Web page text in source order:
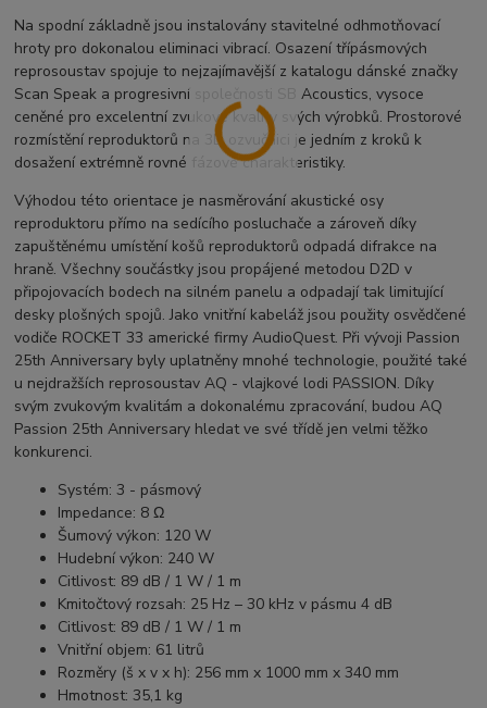
Na spodní základně jsou instalovány stavitelné odhmotňovací
hroty pro dokonalou eliminaci vibrací. Osazení třípásmových
reprosoustav spojuje to nejzajímavější z katalogu dánské značky
Scan Speak a progresivní společnosti SB Acoustics, vysoce
ceněné pro excelentní zvukové kvality svých výrobků. Prostorové
rozmístění reproduktorů na 3D ozvučnici je jedním z kroků k
dosažení extrémně rovné fázové charakteristiky.
Výhodou této orientace je nasměrování akustické osy
reproduktoru přímo na sedícího posluchače a zároveň díky
zapuštěnému umístění košů reproduktorů odpadá difrakce na
hraně. Všechny součástky jsou propájené metodou D2D v
připojovacích bodech na silném panelu a odpadají tak limitující
desky plošných spojů. Jako vnitřní kabeláž jsou použity osvědčené
vodiče ROCKET 33 americké firmy AudioQuest. Při vývoji Passion
25th Anniversary byly uplatněny mnohé technologie, použité také
u nejdražších reprosoustav AQ - vlajkové lodi PASSION. Díky
svým zvukovým kvalitám a dokonalému zpracování, budou AQ
Passion 25th Anniversary hledat ve své třídě jen velmi těžko
konkurenci.
Systém: 3 - pásmový
Impedance: 8 Ω
Šumový výkon: 120 W
Hudební výkon: 240 W
Citlivost: 89 dB / 1 W / 1 m
Kmitočtový rozsah: 25 Hz – 30 kHz v pásmu 4 dB
Citlivost: 89 dB / 1 W / 1 m
Vnitřní objem: 61 litrů
Rozměry (š x v x h): 256 mm x 1000 mm x 340 mm
Hmotnost: 35,1 kg